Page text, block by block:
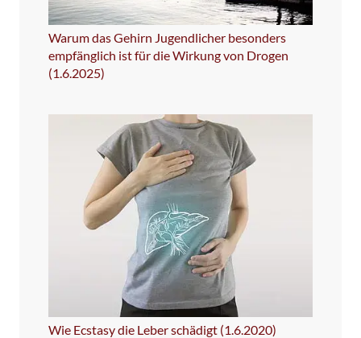
Warum das Gehirn Jugendlicher besonders
empfänglich ist für die Wirkung von Drogen
(1.6.2025)
Wie Ecstasy die Leber schädigt (1.6.2020)